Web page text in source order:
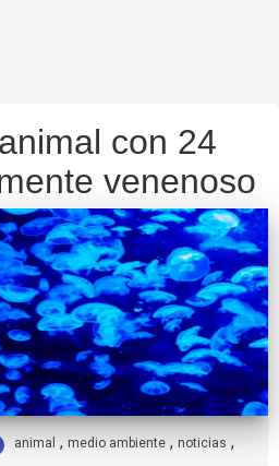
con 24
venenoso
Etiquetas:
animal , medio ambiente , noticias ,